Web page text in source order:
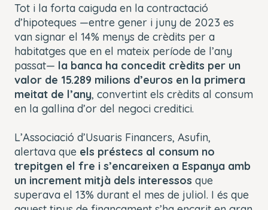
Tot i la forta caiguda en la contractació
d’hipoteques —entre gener i juny de 2023 es
van signar el 14% menys de crèdits per a
habitatges que en el mateix període de l’any
passat— la banca ha concedit crèdits per un
valor de 15.289 milions d’euros en la primera
meitat de l’any, convertint els crèdits al consum
en la gallina d’or del negoci creditici.
L’Associació d’Usuaris Financers, Asufin,
alertava que els préstecs al consum no
trepitgen el fre i s’encareixen a Espanya amb
un increment mitjà dels interessos que
superava el 13% durant el mes de juliol. I és que